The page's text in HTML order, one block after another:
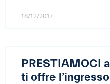
18/12/2017
PRESTIAMOCI
ti offre